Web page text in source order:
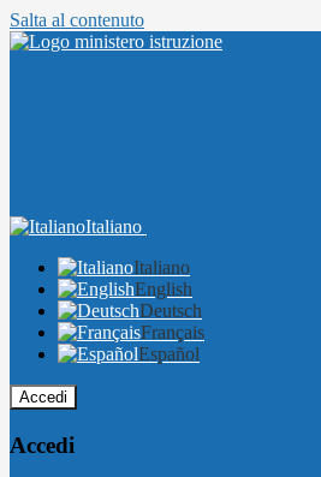
Salta al contenuto
Italiano
Italiano
English
Deutsch
Français
Español
Accedi
Accedi